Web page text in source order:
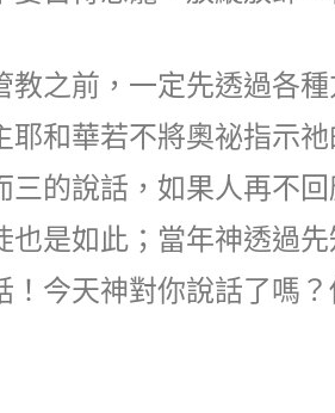
教之前，一定先透過各
耶和華若不將奧祕指示
三的說話，如果人再不
也是如此；當年神透過
今天神對你說話了嗎